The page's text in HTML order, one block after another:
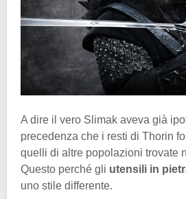
A dire il vero Slimak aveva già
precedenza che i resti di Thorin
quelli di altre popolazioni trovate
Questo perché gli utensili in
uno stile differente.